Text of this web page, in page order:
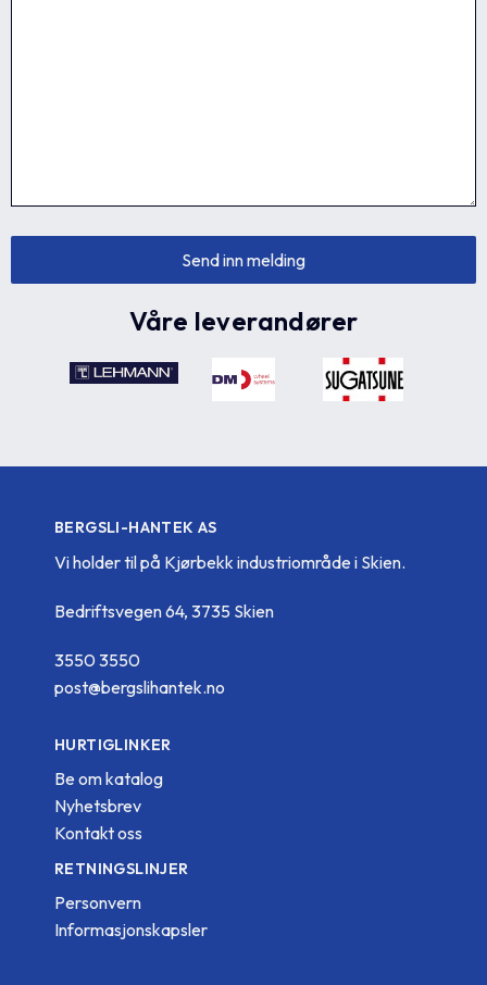
Våre leverandører
BERGSLI-HANTEK AS
Vi holder til på Kjørbekk industriområde i Skien.
Bedriftsvegen 64, 3735 Skien
3550 3550
post@bergslihantek.no
HURTIGLINKER
Be om katalog
Nyhetsbrev
Kontakt oss
RETNINGSLINJER
Personvern
Informasjonskapsler